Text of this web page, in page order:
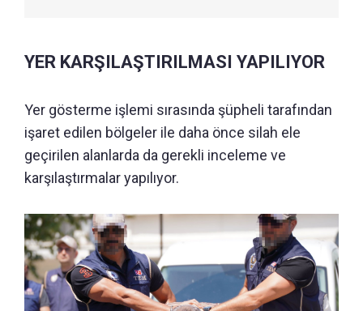
YER KARŞILAŞTIRILMASI YAPILIYOR
Yer gösterme işlemi sırasında şüpheli tarafından
işaret edilen bölgeler ile daha önce silah ele
geçirilen alanlarda da gerekli inceleme ve
karşılaştırmalar yapılıyor.